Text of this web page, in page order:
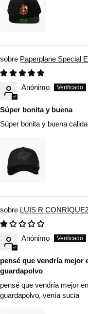
Paperplane Special
Anónimo
Súper bonita y buena
Súper bonita y buena
LUIS R
Anónimo
pensé que vendría mejor
guardapolvo
pensé que vendría mejor
guardapolvo, venía sucia